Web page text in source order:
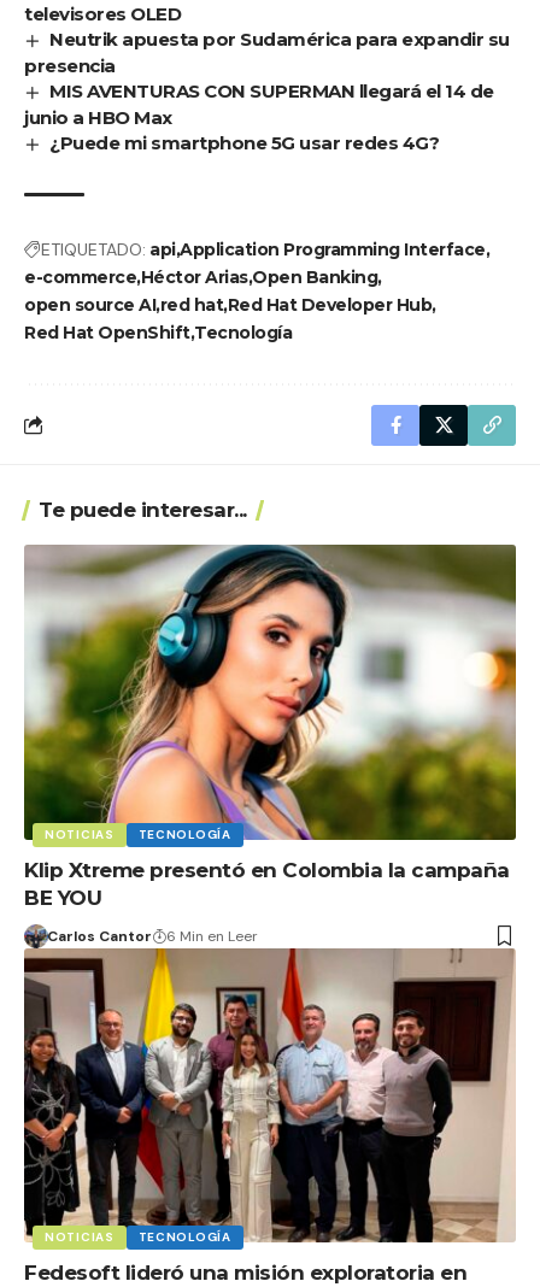
televisores OLED
Neutrik apuesta por Sudamérica para expandir su
presencia
MIS AVENTURAS CON SUPERMAN llegará el 14 de
junio a HBO Max
¿Puede mi smartphone 5G usar redes 4G?
ETIQUETADO: apiApplication Programming Interface
e-commerceHéctor AriasOpen Banking
open source AIred hatRed Hat Developer Hub
Red Hat OpenShiftTecnología
Te puede interesar...
NOTICIAS TECNOLOGÍA
Klip Xtreme presentó en Colombia la campaña
BE YOU
Carlos Cantor 6 Min en Leer
NOTICIAS TECNOLOGÍA
Fedesoft lideró una misión exploratoria en